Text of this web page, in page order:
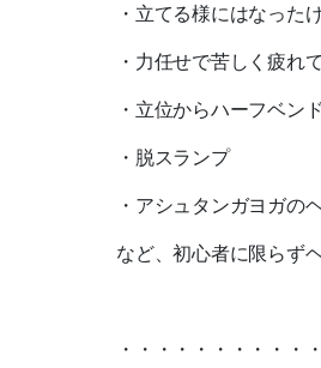
・立てる様にはなった
・力任せで苦しく疲れ
・立位からハーフベン
・脱スランプ
・アシュタンガヨガの
など、初心者に限らず
・・・・・・・・・・